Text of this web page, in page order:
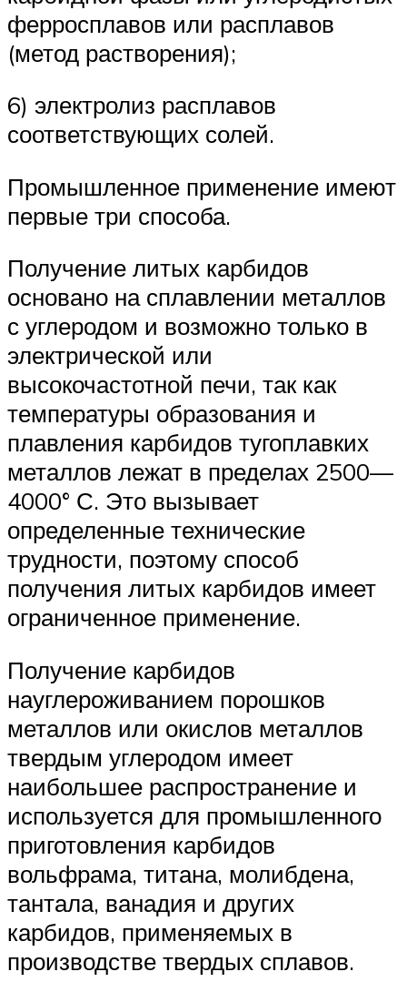
ферросплавов или расплавов
(метод растворения);
6) электролиз расплавов
соответствующих солей.
Промышленное применение имеют
первые три способа.
Получение литых карбидов
основано на сплавлении металлов
с углеродом и возможно только в
электрической или
высокочастотной печи, так как
температуры образования и
плавления карбидов тугоплавких
металлов лежат в пределах 2500—
4000° С. Это вызывает
определенные технические
трудности, поэтому способ
получения литых карбидов имеет
ограниченное применение.
Получение карбидов
науглероживанием порошков
металлов или окислов металлов
твердым углеродом имеет
наибольшее распространение и
используется для промышленного
приготовления карбидов
вольфрама, титана, молибдена,
тантала, ванадия и других
карбидов, применяемых в
производстве твердых сплавов.